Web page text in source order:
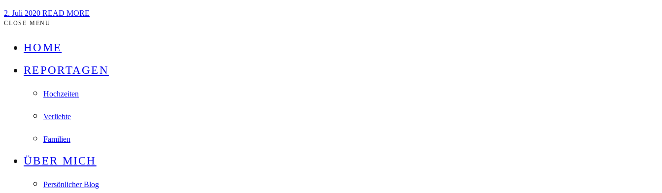
2. Juli 2020 READ MORE
CLOSE MENU
HOME
REPORTAGEN
Hochzeiten
Verliebte
Familien
ÜBER MICH
Persönlicher Blog